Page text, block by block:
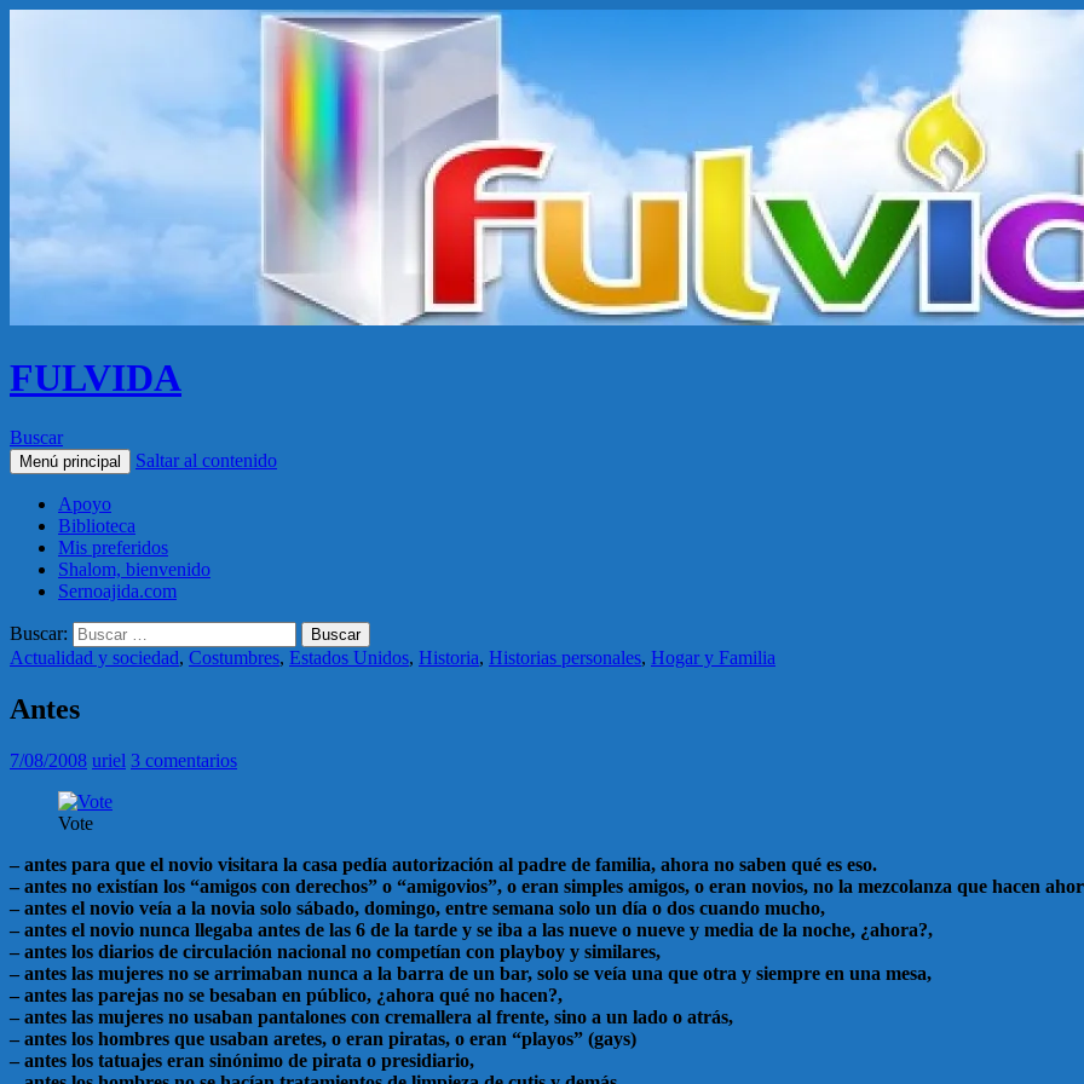
FULVIDA
Buscar
Menú principal Saltar al contenido
Apoyo
Biblioteca
Mis preferidos
Shalom, bienvenido
Sernoajida.com
Buscar:
Actualidad y sociedad, Costumbres, Estados Unidos, Historia, Historias personales, Hogar y Familia
Antes
7/08/2008 uriel 3 comentarios
Vote
– antes para que el novio visitara la casa pedía autorización al padre de familia, ahora no saben qué es eso.
– antes no existían los “amigos con derechos” o “amigovios”, o eran simples amigos, o eran novios, no la mezcolanza que hacen
– antes el novio veía a la novia solo sábado, domingo, entre semana solo un día o dos cuando mucho,
– antes el novio nunca llegaba antes de las 6 de la tarde y se iba a las nueve o nueve y media de la noche, ¿ahora?,
– antes los diarios de circulación nacional no competían con playboy y similares,
– antes las mujeres no se arrimaban nunca a la barra de un bar, solo se veía una que otra y siempre en una mesa,
– antes las parejas no se besaban en público, ¿ahora qué no hacen?,
– antes las mujeres no usaban pantalones con cremallera al frente, sino a un lado o atrás,
– antes los hombres que usaban aretes, o eran piratas, o eran “playos” (gays)
– antes los tatuajes eran sinónimo de pirata o presidiario,